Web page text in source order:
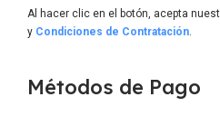
Al hacer clic en el botón, acepta
y Condiciones de Contratación.
Métodos de Pago